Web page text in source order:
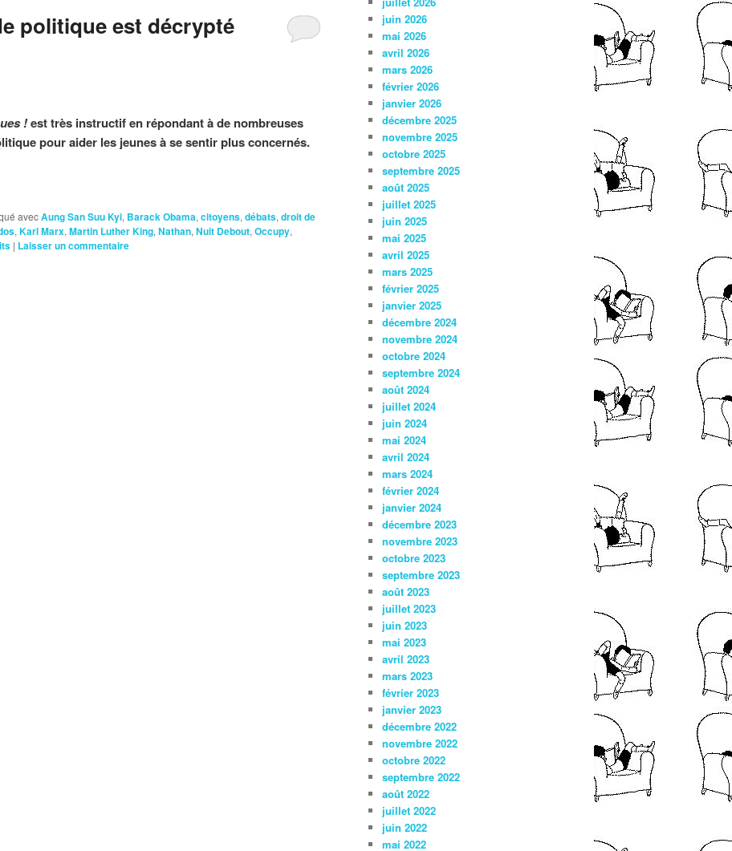
politique est décrypté
!est très instructif en répondant à de nombreuses
pour aider les jeunes à se sentir plus concernés.
avecAung San Suu Kyi, Barack Obama, citoyens, débats, droit de
, Karl Marx, Martin Luther King, Nathan, Nuit Debout, Occupy,
| Laisser un commentaire
juin 2026
mai 2026
avril 2026
mars 2026
février 2026
janvier 2026
décembre 2025
novembre 2025
octobre 2025
septembre 2025
août 2025
juillet 2025
juin 2025
mai 2025
avril 2025
mars 2025
février 2025
janvier 2025
décembre 2024
novembre 2024
octobre 2024
septembre 2024
août 2024
juillet 2024
juin 2024
mai 2024
avril 2024
mars 2024
février 2024
janvier 2024
décembre 2023
novembre 2023
octobre 2023
septembre 2023
août 2023
juillet 2023
juin 2023
mai 2023
avril 2023
mars 2023
février 2023
janvier 2023
décembre 2022
novembre 2022
octobre 2022
septembre 2022
août 2022
juillet 2022
juin 2022
mai 2022